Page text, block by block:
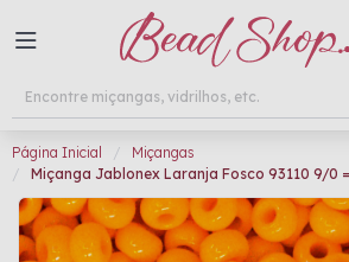
Página Inicial
Miçangas
Miçanga Jablonex Laranja Fosco 93110 9/0